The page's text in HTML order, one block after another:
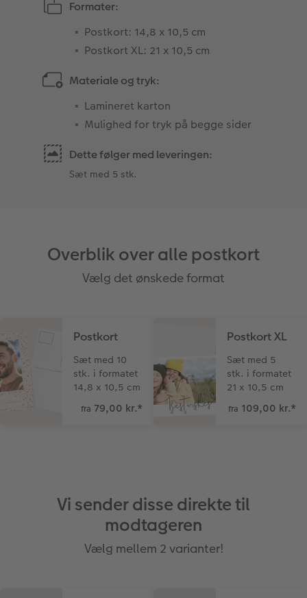
Formater:
Postkort: 14,8 x 10,5 cm
Postkort XL: 21 x 10,5 cm
Materiale og tryk:
Lamineret karton
Mulighed for tryk på begge sider
Dette følger med leveringen:
Sæt med 5 stk.
Overblik over alle postkort
Vælg det ønskede format
Postkort
Sæt med 10
stk. i formatet
14,8 x 10,5 cm
fra 79,00 kr.*
Postkort XL
Sæt med 5
stk. i formatet
21 x 10,5 cm
fra 109,00 kr.*
Vi sender disse direkte til
modtageren
Vælg mellem 2 varianter!